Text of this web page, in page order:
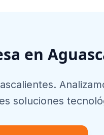
en
.
soluciones